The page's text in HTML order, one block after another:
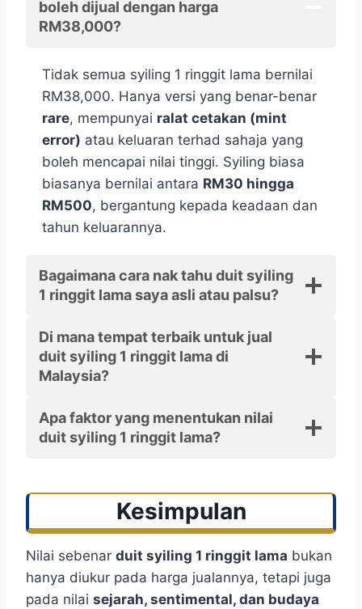
boleh dijual dengan harga
RM38,000?
Tidak semua syiling 1 ringgit lama bernilai
RM38,000. Hanya versi yang benar-benar
rare, mempunyai ralat cetakan (mint
error) atau keluaran terhad sahaja yang
boleh mencapai nilai tinggi. Syiling biasa
biasanya bernilai antara RM30 hingga
RM500, bergantung kepada keadaan dan
tahun keluarannya.
Bagaimana cara nak tahu duit syiling
1 ringgit lama saya asli atau palsu?
Di mana tempat terbaik untuk jual
duit syiling 1 ringgit lama di
Malaysia?
Apa faktor yang menentukan nilai
duit syiling 1 ringgit lama?
Kesimpulan
Nilai sebenar duit syiling 1 ringgit lama bukan
hanya diukur pada harga jualannya, tetapi juga
pada nilai sejarah, sentimental, dan budaya